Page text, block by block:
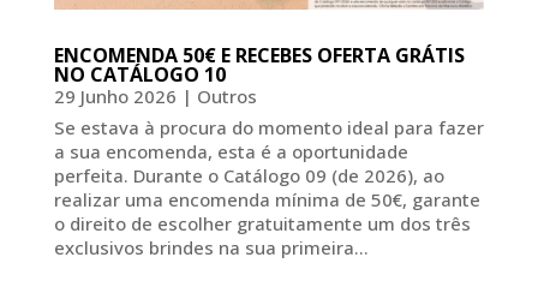
ENCOMENDA 50€ E RECEBES OFERTA GRÁTIS
NO CATÁLOGO 10
29 Junho 2026 | Outros
Se estava à procura do momento ideal para fazer
a sua encomenda, esta é a oportunidade
perfeita. Durante o Catálogo 09 (de 2026), ao
realizar uma encomenda mínima de 50€, garante
o direito de escolher gratuitamente um dos três
exclusivos brindes na sua primeira...